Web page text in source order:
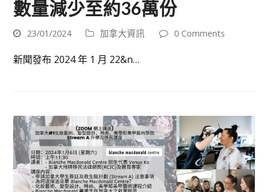
數量減少至約36萬份
23/01/2024 加拿大資訊 0 Comments
新聞發布 2024 年 1 月 22&n…